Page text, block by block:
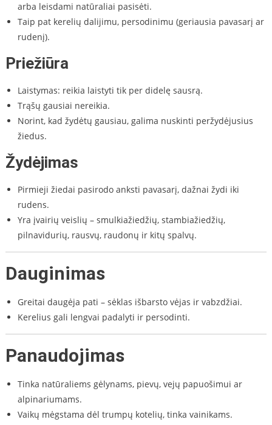
arba leisdami natūraliai pasisėti.
Taip pat kerelių dalijimu, persodinimu (geriausia pavasarį ar
rudenį).
Priežiūra
Laistymas: reikia laistyti tik per didelę sausrą.
Trąšų gausiai nereikia.
Norint, kad žydėtų gausiau, galima nuskinti peržydėjusius
žiedus.
Žydėjimas
Pirmieji žiedai pasirodo anksti pavasarį, dažnai žydi iki
rudens.
Yra įvairių veislių – smulkiažiedžių, stambiažiedžių,
pilnavidurių, rausvų, raudonų ir kitų spalvų.
Dauginimas
Greitai daugėja pati – sėklas išbarsto vėjas ir vabzdžiai.
Kerelius gali lengvai padalyti ir persodinti.
Panaudojimas
Tinka natūraliems gėlynams, pievų, vejų papuošimui ar
alpinariumams.
Vaikų mėgstama dėl trumpų kotelių, tinka vainikams.